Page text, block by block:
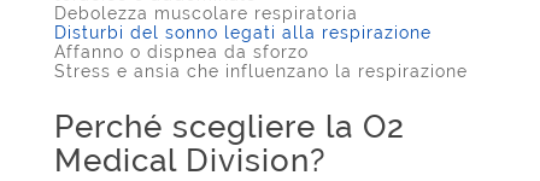
Debolezza muscolare respiratoria
Disturbi del sonno legati alla respirazione
Affanno o dispnea da sforzo
Stress e ansia che influenzano la respirazione
Perché scegliere la O2
Medical Division?